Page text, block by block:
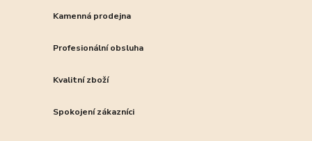
Kamenná prodejna
Profesionální obsluha
Kvalitní zboží
Spokojení zákazníci